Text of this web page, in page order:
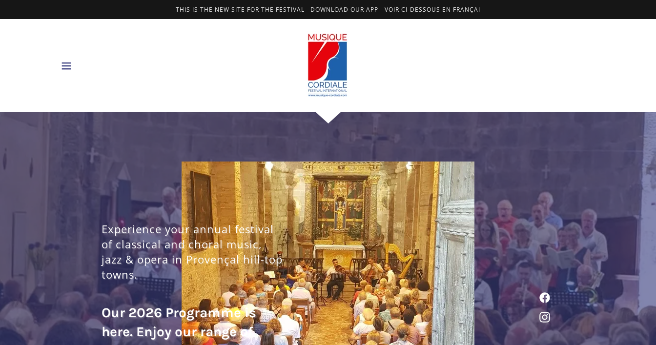
THIS IS THE NEW SITE FOR THE FESTIVAL - DOWNLOAD OUR APP - VOIR CI-DESSOUS EN FRANÇAI
Experience your annual festival
of classical and choral music,
jazz & opera in Provençal hill-top
towns.
Our 2026 Programme is
here. Enjoy our range of